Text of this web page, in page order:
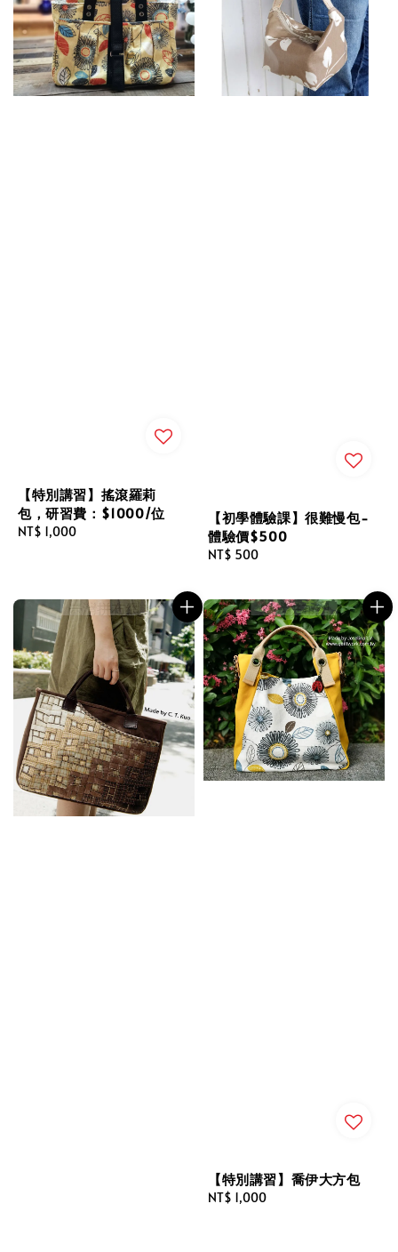
【特別講習】搖滾羅莉
包，研習費：$1000/位
Regular
NT$ 1,000
【初學體驗課】很難慢包-
體驗價$500
Regular
NT$ 500
【特別講習】喬伊大方包
Regular
NT$ 1,000